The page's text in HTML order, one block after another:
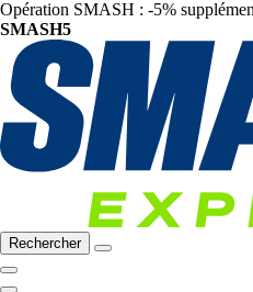
Opération SMASH : -5%
SMASH5
Rechercher